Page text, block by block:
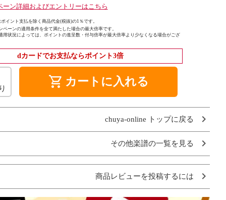
ーン詳細およびエントリーはこちら
イント支払を除く商品代金(税抜)の1％です。
ペーンの適用条件を全て満たした場合の最大倍率です。
用状況によっては、ポイントの進呈数・付与倍率が最大倍率より少なくなる場合がござ
dカードでお支払ならポイント3倍
shopping_cart カートに入れる
chuya-online トップに戻る
その他楽譜の一覧を見る
商品レビューを投稿するには